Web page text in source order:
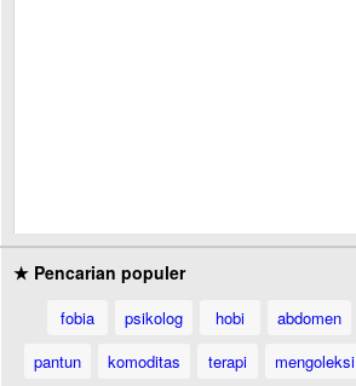
★ Pencarian populer
fobia psikolog hobi abdomen
pantun
komoditas terapi mengoleksi